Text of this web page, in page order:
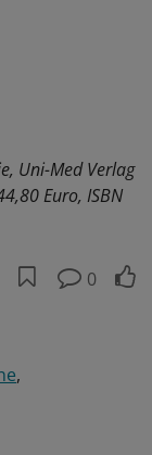
Uni-Med Verlag
Euro, ISBN
0